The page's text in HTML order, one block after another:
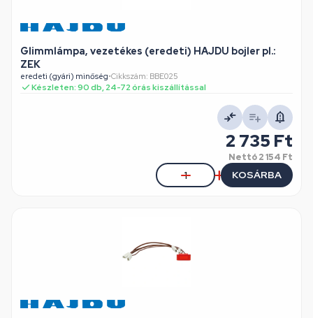
Glimmlámpa, vezetékes (eredeti) HAJDU bojler pl.:
ZEK
eredeti (gyári) minőség•Cikkszám: BBE025
Készleten: 90 db, 24-72 órás kiszállítással
2 735 Ft
Nettó2 154 Ft
KOSÁRBA